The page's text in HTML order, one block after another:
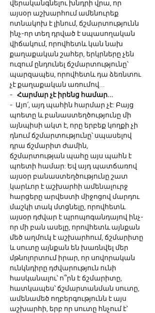
վերականգնելու խնդրի վրա, որ
այսօր աշխարհում ամենուրեք
ոտնակոխ է լինում, ճշմարտությունն
ինչ-որ տեղ դրված է սպասողական
վիճակում, որովհետև կան նախ
քաղաքական շահեր, երկրները չեն
ուզում ընդունել ճշմարտությունը՝
պարզապես, որովհետև դա ձեռնտու
չէ քաղաքական առումով…
-
Հարմար չէ իրենց համար…
-  Այո՛, այդ պահին հարմար չէ: Բայց
պոետը և բանաստեղծությունը մի
այնպիսի ակտ է, որը երբեք կողքի չի
դնում ճշմարտությունը՝ սպասելով
դրա ճշմարիտ ժամին,
ճշմարտության պահը այս պահն է
պոետի համար: Եվ այդ պատճառով
այսօր բանաստեղծությունը շատ
կարևոր է աշխարհի ամենալուրջ
հարցերը արվեստի միջոցով մարդու
մաշկի տակ մտցնելը, որովհետև
այսօր դժվար է պրոպոգանդայով ինչ-
որ մի բան ասելը, որովհետև այնքան
մեծ աղմուկ է աշխարհում, ճշմարիտը
և սուտը այնքան են խառնվել մեր
մթնոլորտում իրար, որ սովորական
ունկնդիրը դժվարություն ունի
հասկանալու՝ ո՞րն է ճշմարիտը,
հատկապես՝ ճշմարտանման սուտը,
ամենամեծ ողբերգությունն է այս
աշխարհի, երբ որ սուտը հնչում է՝